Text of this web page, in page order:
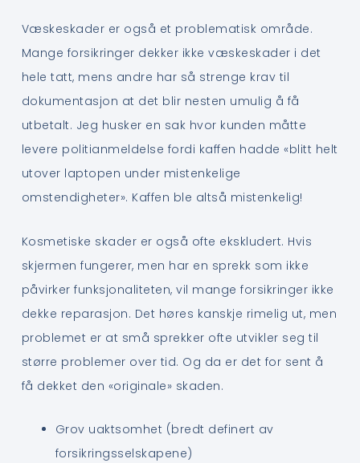
Væskeskader er også et problematisk område.
Mange forsikringer dekker ikke væskeskader i det
hele tatt, mens andre har så strenge krav til
dokumentasjon at det blir nesten umulig å få
utbetalt. Jeg husker en sak hvor kunden måtte
levere politianmeldelse fordi kaffen hadde «blitt helt
utover laptopen under mistenkelige
omstendigheter». Kaffen ble altså mistenkelig!
Kosmetiske skader er også ofte ekskludert. Hvis
skjermen fungerer, men har en sprekk som ikke
påvirker funksjonaliteten, vil mange forsikringer ikke
dekke reparasjon. Det høres kanskje rimelig ut, men
problemet er at små sprekker ofte utvikler seg til
større problemer over tid. Og da er det for sent å
få dekket den «originale» skaden.
Grov uaktsomhet (bredt definert av
forsikringsselskapene)